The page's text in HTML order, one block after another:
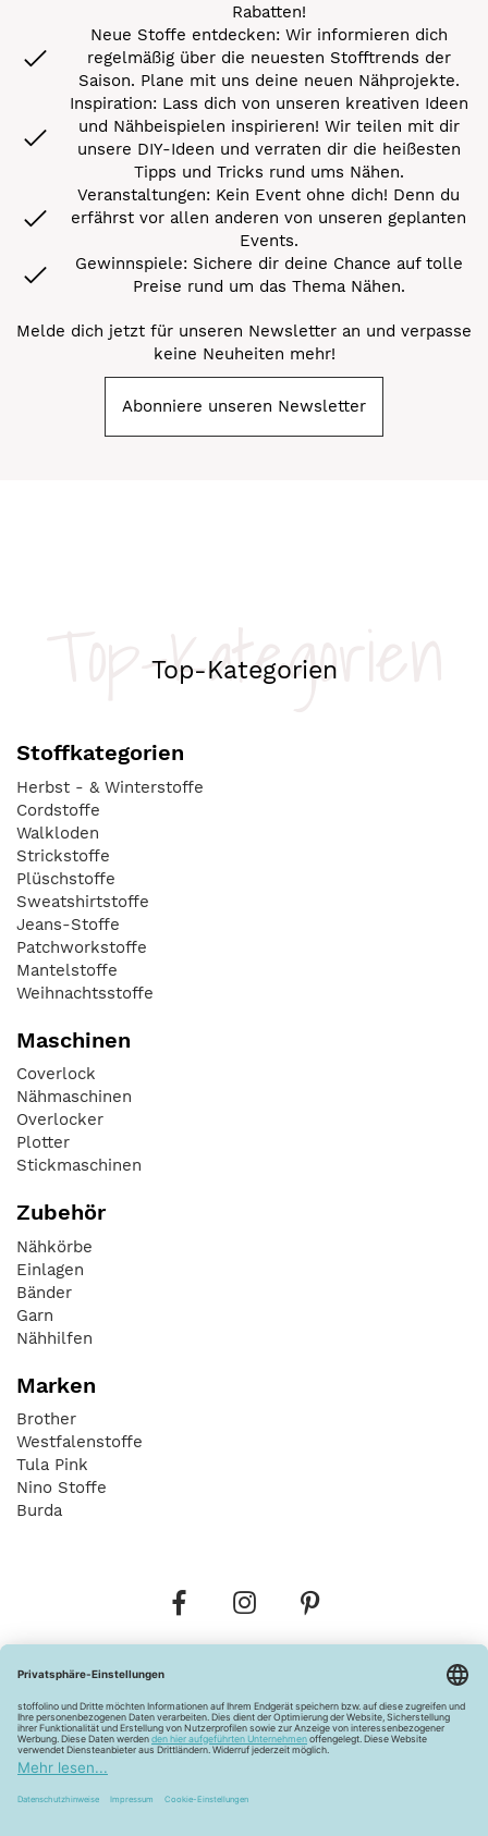
Rabatten!
Neue Stoffe entdecken: Wir informieren dich
regelmäßig über die neuesten Stofftrends der
Saison. Plane mit uns deine neuen Nähprojekte.
Inspiration: Lass dich von unseren kreativen Ideen
und Nähbeispielen inspirieren! Wir teilen mit dir
unsere DIY-Ideen und verraten dir die heißesten
Tipps und Tricks rund ums Nähen.
Veranstaltungen: Kein Event ohne dich! Denn du
erfährst vor allen anderen von unseren geplanten
Events.
Gewinnspiele: Sichere dir deine Chance auf tolle
Preise rund um das Thema Nähen.
Melde dich jetzt für unseren Newsletter an und verpasse
keine Neuheiten mehr!
Abonniere unseren Newsletter
Top-Kategorien
Top-Kategorien
Stoffkategorien
Herbst - & Winterstoffe
Cordstoffe
Walkloden
Strickstoffe
Plüschstoffe
Sweatshirtstoffe
Jeans-Stoffe
Patchworkstoffe
Mantelstoffe
Weihnachtsstoffe
Maschinen
Coverlock
Nähmaschinen
Overlocker
Plotter
Stickmaschinen
Zubehör
Nähkörbe
Einlagen
Bänder
Garn
Nähhilfen
Marken
Brother
Westfalenstoffe
Tula Pink
Nino Stoffe
Burda
Widerrufsbelehrung Vertrag widerrufen
Barrierefreiheitserklärung